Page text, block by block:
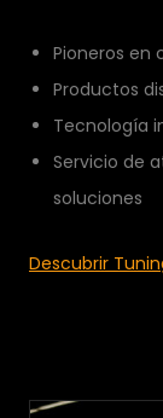
Pioneros en
Productos
Tecnología
Servicio de
soluciones
Descubrir